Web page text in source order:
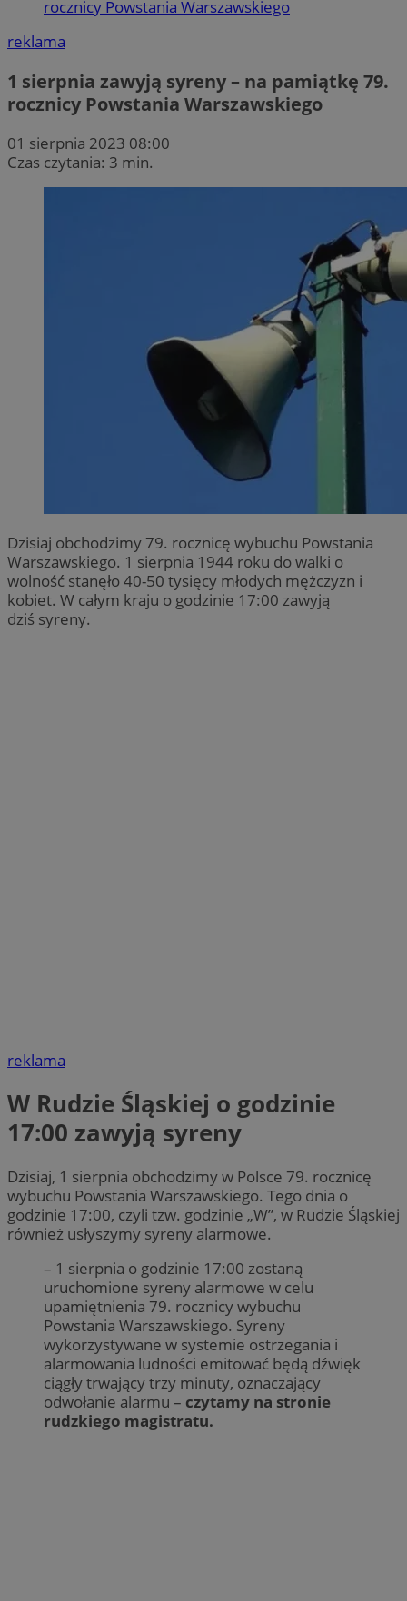
rocznicy Powstania Warszawskiego
reklama
1 sierpnia zawyją syreny – na pamiątkę 79.
rocznicy Powstania Warszawskiego
01 sierpnia 2023 08:00
Czas czytania: 3 min.
Dzisiaj obchodzimy 79. rocznicę wybuchu Powstania
Warszawskiego. 1 sierpnia 1944 roku do walki o
wolność stanęło 40-50 tysięcy młodych mężczyzn i
kobiet. W całym kraju o godzinie 17:00 zawyją
dziś syreny.
reklama
W Rudzie Śląskiej o godzinie
17:00 zawyją syreny
Dzisiaj, 1 sierpnia obchodzimy w Polsce 79. rocznicę
wybuchu Powstania Warszawskiego. Tego dnia o
godzinie 17:00, czyli tzw. godzinie „W”, w Rudzie Śląskiej
również usłyszymy syreny alarmowe.
– 1 sierpnia o godzinie 17:00 zostaną
uruchomione syreny alarmowe w celu
upamiętnienia 79. rocznicy wybuchu
Powstania Warszawskiego. Syreny
wykorzystywane w systemie ostrzegania i
alarmowania ludności emitować będą dźwięk
ciągły trwający trzy minuty, oznaczający
odwołanie alarmu – czytamy na stronie
rudzkiego magistratu.